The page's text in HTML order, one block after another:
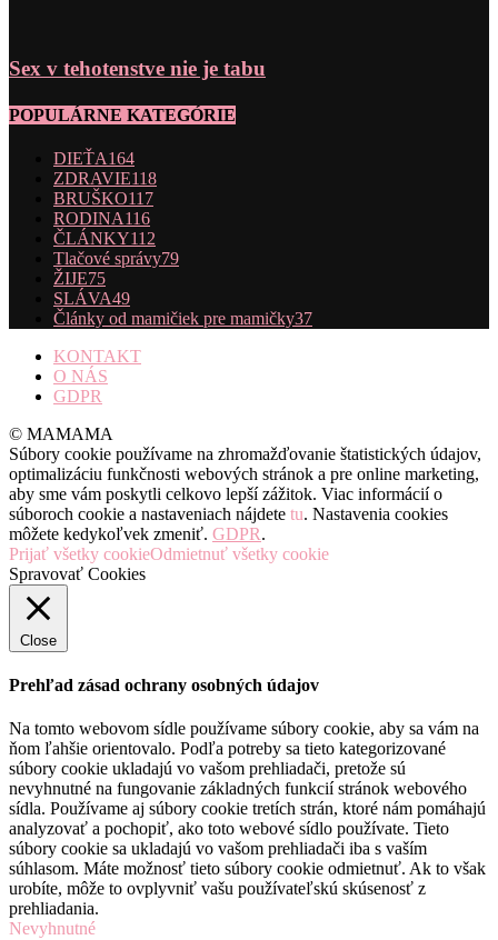
Sex v tehotenstve nie je tabu
POPULÁRNE KATEGÓRIE
DIEŤA164
ZDRAVIE118
BRUŠKO117
RODINA116
ČLÁNKY112
Tlačové správy79
ŽIJE75
SLÁVA49
Články od mamičiek pre mamičky37
KONTAKT
O NÁS
GDPR
© MAMAMA
Súbory cookie používame na zhromažďovanie štatistických údajov,
optimalizáciu funkčnosti webových stránok a pre online marketing,
aby sme vám poskytli celkovo lepší zážitok. Viac informácií o
súboroch cookie a nastaveniach nájdete tu. Nastavenia cookies
môžete kedykoľvek zmeniť. GDPR.
Prijať všetky cookieOdmietnuť všetky cookie
Spravovať Cookies
Close
Prehľad zásad ochrany osobných údajov
Na tomto webovom sídle používame súbory cookie, aby sa vám na
ňom ľahšie orientovalo. Podľa potreby sa tieto kategorizované
súbory cookie ukladajú vo vašom prehliadači, pretože sú
nevyhnutné na fungovanie základných funkcií stránok webového
sídla. Používame aj súbory cookie tretích strán, ktoré nám pomáhajú
analyzovať a pochopiť, ako toto webové sídlo používate. Tieto
súbory cookie sa ukladajú vo vašom prehliadači iba s vaším
súhlasom. Máte možnosť tieto súbory cookie odmietnuť. Ak to však
urobíte, môže to ovplyvniť vašu používateľskú skúsenosť z
prehliadania.
Nevyhnutné